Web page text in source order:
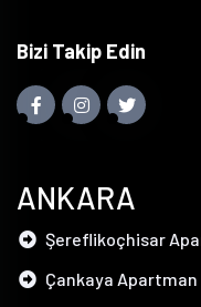
Bizi Takip Edin
ANKARA
Şereflikoçhisar
Çankaya